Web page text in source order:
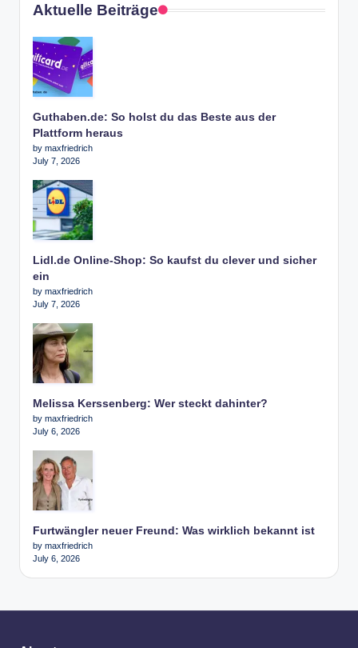
Aktuelle Beiträge
Guthaben.de: So holst du das Beste aus der
Plattform heraus
by maxfriedrich
July 7, 2026
Lidl.de Online-Shop: So kaufst du clever und sicher
ein
by maxfriedrich
July 7, 2026
Melissa Kerssenberg: Wer steckt dahinter?
by maxfriedrich
July 6, 2026
Furtwängler neuer Freund: Was wirklich bekannt ist
by maxfriedrich
July 6, 2026